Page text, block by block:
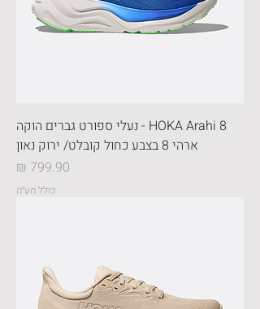
HOKA Arahi 8 - נעלי ספורט גברים הוקה
ארהי 8 בצבע כחול קובלט/ ירוק נאון
מחיר
כולל מע״מ